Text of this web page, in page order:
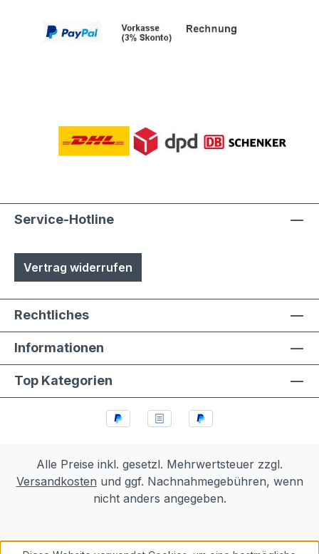
Service-Hotline
Vertrag widerrufen
Rechtliches
Informationen
Top Kategorien
Alle Preise inkl. gesetzl. Mehrwertsteuer zzgl.
Versandkosten und ggf. Nachnahmegebühren, wenn
nicht anders angegeben.